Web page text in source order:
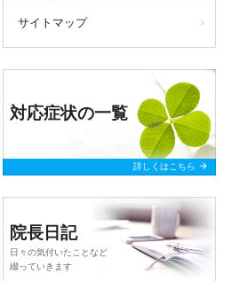
サイトマップ
対応症状の一覧
詳しくはこちら arrow_forward
院長日記
日々の気付いたことなど
綴っていきます